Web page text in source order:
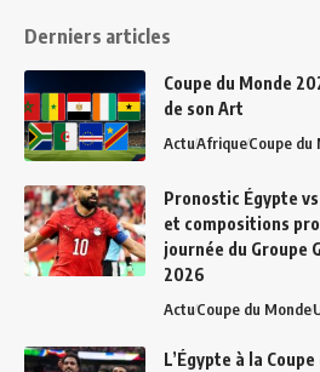
Derniers articles
Coupe du Monde
de son Art
ActuAfriqueCoupe du
Pronostic Égypte
et compositions
journée du Groupe
2026
ActuCoupe du Monde
L’Égypte à la